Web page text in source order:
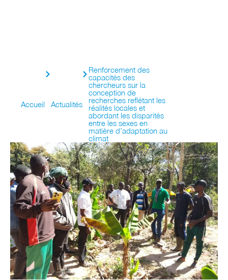
Accueil Actualités
Renforcement des
capacités des
chercheurs sur la
conception de
recherches reflétant les
réalités locales et
abordant les disparités
entre les sexes en
matière d’adaptation au
climat